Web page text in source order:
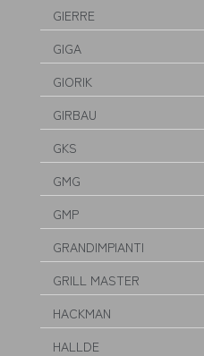
GIERRE
GIGA
GIORIK
GIRBAU
GKS
GMG
GMP
GRANDIMPIANTI
GRILL MASTER
HACKMAN
HALLDE